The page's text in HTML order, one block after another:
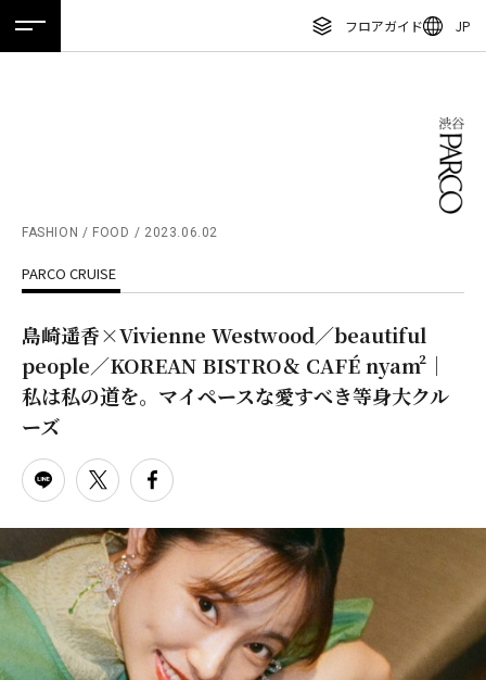
フロアガイド JP
ホーム 特集 ニュース イベント アクセス
ニュース
特集
TAX FREE
DELIVERY SERVICES
PARCOメンバーズ
リクルート
ENGLISH
ภาษาไทย
日本語
FASHION / FOOD 2023.06.02
PARCO CRUISE
島崎遥香×Vivienne Westwood／beautiful
people／KOREAN BISTRO＆ CAFÉ nyam²｜
私は私の道を。マイペースな愛すべき等身大クル
ーズ